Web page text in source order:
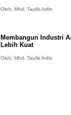
Oleh: Mhd. Taufik Arifin
Membangun Industri
Lebih Kuat
Oleh: Mhd. Taufik Arifin